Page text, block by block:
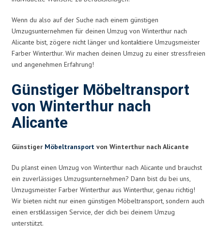
Wenn du also auf der Suche nach einem günstigen
Umzugsunternehmen für deinen Umzug von Winterthur nach
Alicante bist, zögere nicht länger und kontaktiere Umzugsmeister
Farber Winterthur. Wir machen deinen Umzug zu einer stressfreien
und angenehmen Erfahrung!
Günstiger Möbeltransport
von Winterthur nach
Alicante
Günstiger Möbeltransport von Winterthur nach Alicante
Du planst einen Umzug von Winterthur nach Alicante und brauchst
ein zuverlässiges Umzugsunternehmen? Dann bist du bei uns,
Umzugsmeister Farber Winterthur aus Winterthur, genau richtig!
Wir bieten nicht nur einen günstigen Möbeltransport, sondern auch
einen erstklassigen Service, der dich bei deinem Umzug
unterstützt.